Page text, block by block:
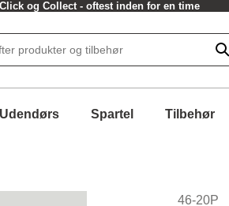
Click og Collect - oftest inden for en time
Udendørs Spartel Tilbehør
46-20P